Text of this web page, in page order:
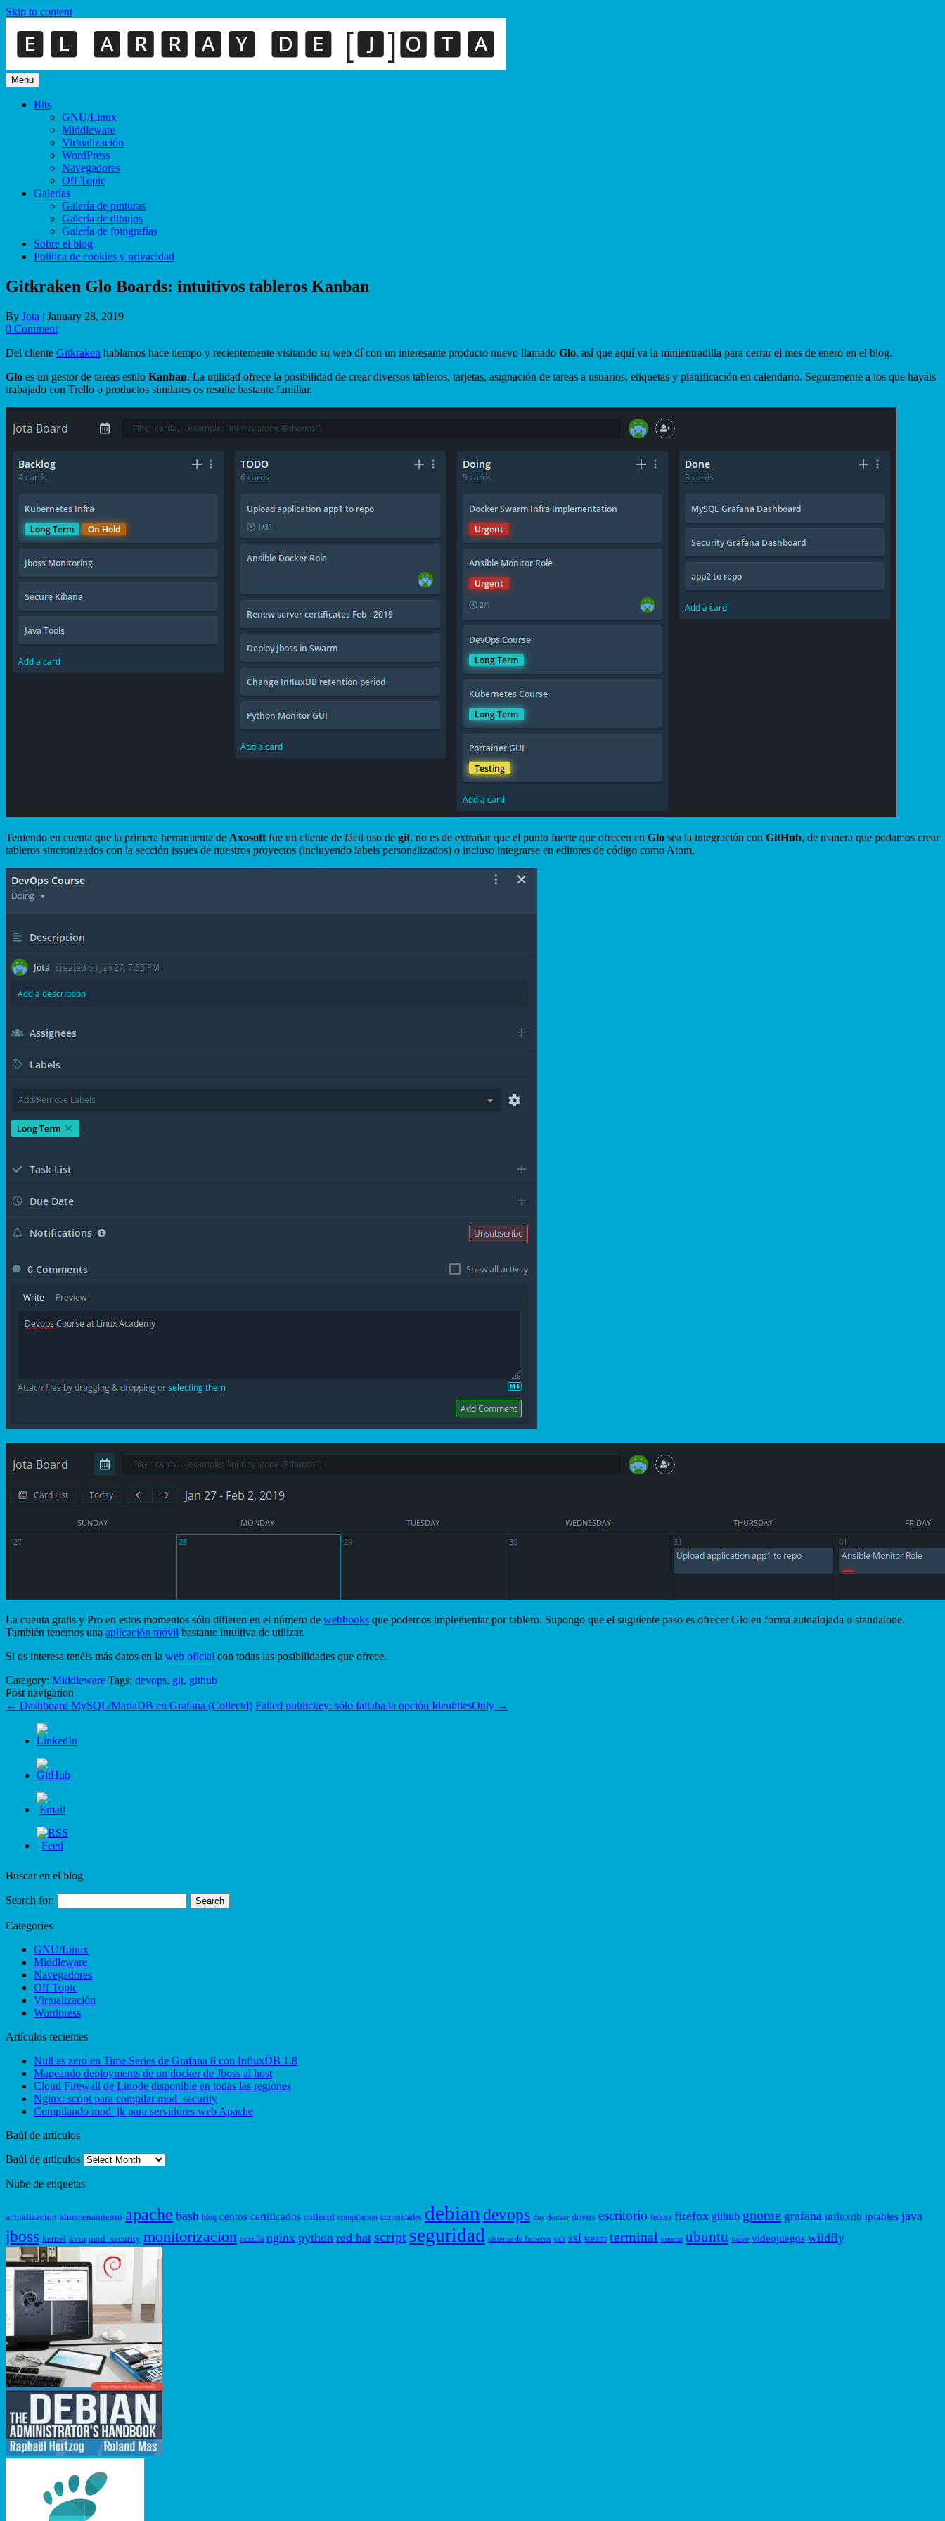
Skip to content
Menu
Bits
GNU/Linux
Middleware
Virtualización
WordPress
Navegadores
Off Topic
Galerías
Galería de pinturas
Galería de dibujos
Galería de fotografías
Sobre el blog
Política de cookies y privacidad
Gitkraken Glo Boards: intuitivos tableros Kanban
By Jota | January 28, 2019
0 Comment
Del cliente Gitkraken hablamos hace tiempo y recientemente visitando su web dí con un interesante producto nuevo llamado Glo, así que aquí va la minientradilla para cerrar el mes de enero en el blog.
Glo es un gestor de tareas estilo Kanban. La utilidad ofrece la posibilidad de crear diversos tableros, tarjetas, asignación de tareas a usuarios, etiquetas y planificación en calendario. Seguramente a los que hayáis
trabajado con Trello o productos similares os resulte bastante familiar.
Teniendo en cuenta que la primera herramienta de Axosoft fue un cliente de fácil uso de git, no es de extrañar que el punto fuerte que ofrecen en Glo sea la integración con GitHub, de manera que podamos crear
tableros sincronizados con la sección issues de nuestros proyectos (incluyendo labels personalizados) o incluso integrarse en editores de código como Atom.
La cuenta gratis y Pro en estos momentos sólo difieren en el número de webhooks que podemos implementar por tablero. Supongo que el suguiente paso es ofrecer Glo en forma autoalojada o standalone.
También tenemos una aplicación móvil bastante intuitiva de utilizar.
Si os interesa tenéis más datos en la web oficial con todas las posibilidades que ofrece.
Category: Middleware Tags: devops, git, github
Post navigation
← Dashboard MySQL/MariaDB en Grafana (Collectd) Failed publickey: sólo faltaba la opción IdentitiesOnly →
Buscar en el blog
Search for:
Categories
GNU/Linux
Middleware
Navegadores
Off Topic
Virtualización
Wordpress
Artículos recientes
Null as zero en Time Series de Grafana 8 con InfluxDB 1.8
Mapeando deployments de un docker de Jboss al host
Cloud Firewall de Linode disponible en todas las regiones
Nginx: script para compilar mod_security
Compilando mod_jk para servidores web Apache
Baúl de artículos
Baúl de artículos
Nube de etiquetas
actualizacion almacenamiento apache bash blog centos certificados collectd compilacion curiosidades debian devops dns docker drivers escritorio fedora firefox github gnome grafana influxdb iptables java
jboss kernel kvm mod_security monitorizacion mozilla nginx python red hat script seguridad sistema de ficheros ssh ssl steam terminal tomcat ubuntu valve videojuegos wildfly